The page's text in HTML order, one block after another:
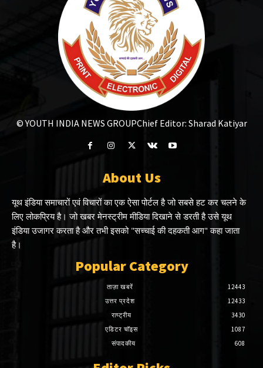
© YOUTH INDIA NEWS GROUPChief Editor: Sharad Katiyar
About Us
यूथ इंडिया समाचारों एवं विचारों का एक ऐसा पोर्टल है जो सबसे हट कर चलने के
लिए लोकप्रिय है। जो खबर मेनस्ट्रीम मीडिया दिखाने से डरती है उसे यूथ
इंडिया उजागर करता है और तभी इसको "सच्चाई की दहकती आग" कहा जाता
है।
Popular Category
ताज़ा खबरें
12443
उत्तर प्रदेश
12433
राष्ट्रीय
3430
एडिटर चॉइस
1087
संपादकीय
608